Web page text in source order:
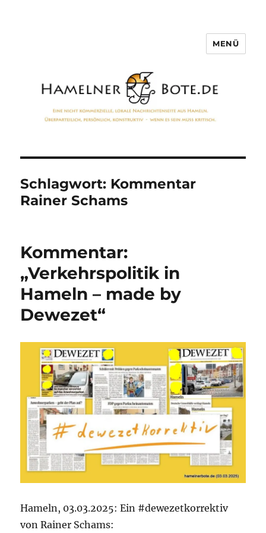
MENÜ
Schlagwort: Kommentar
Rainer Schams
Kommentar:
„Verkehrspolitik in
Hameln – made by
Dewezet“
Hameln, 03.03.2025: Ein #dewezetkorrektiv
von Rainer Schams: